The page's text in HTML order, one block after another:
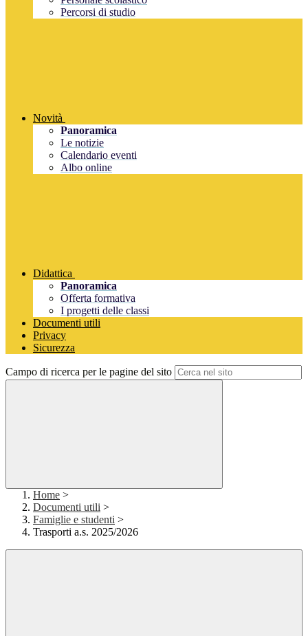
Percorsi di studio
Novità
Panoramica
Le notizie
Calendario eventi
Albo online
Didattica
Panoramica
Offerta formativa
I progetti delle classi
Documenti utili
Privacy
Sicurezza
Campo di ricerca per le pagine del sito
Home >
Documenti utili >
Famiglie e studenti >
Trasporti a.s. 2025/2026